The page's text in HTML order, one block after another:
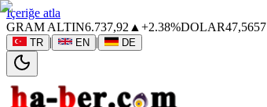
İçeriğe atla
GRAM ALTIN6.737,92 ▲ +2.38%DOLAR47,5657
TR | EN | DE